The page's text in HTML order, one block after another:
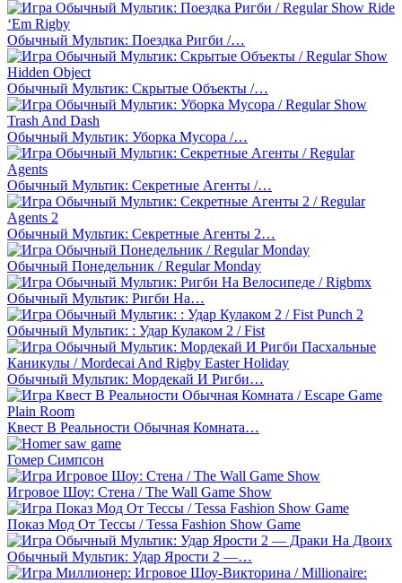
Обычный Мультик: Поездка Ригби /…
Обычный Мультик: Скрытые Объекты /…
Обычный Мультик: Уборка Мусора /…
Обычный Мультик: Секретные Агенты /…
Обычный Мультик: Секретные Агенты 2…
Обычный Понедельник / Regular Monday
Обычный Мультик: Ригби На…
Обычный Мультик: : Удар Кулаком 2 / Fist
Обычный Мультик: Мордекай И Ригби…
Квест В Реальности Обычная Комната…
Гомер Симпсон
Игровое Шоу: Стена / The Wall Game Show
Показ Мод От Тессы / Tessa Fashion Show Game
Обычный Мультик: Удар Ярости 2 —…